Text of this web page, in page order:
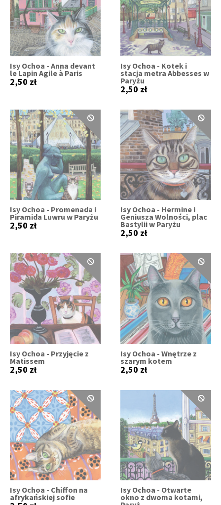
Isy Ochoa - Anna devant
le Lapin Agile à Paris
2,50 zł
Isy Ochoa - Kotek i
stacja metra Abbesses w
Paryżu
2,50 zł
Isy Ochoa - Promenada i
Piramida Luwru w Paryżu
2,50 zł
Isy Ochoa - Hermine i
Geniusza Wolności, plac
Bastylii w Paryżu
2,50 zł
Isy Ochoa - Przyjęcie z
Matissem
2,50 zł
Isy Ochoa - Wnętrze z
szarym kotem
2,50 zł
Isy Ochoa - Chiffon na
afrykańskiej sofie
Isy Ochoa - Otwarte
okno z dwoma kotami,